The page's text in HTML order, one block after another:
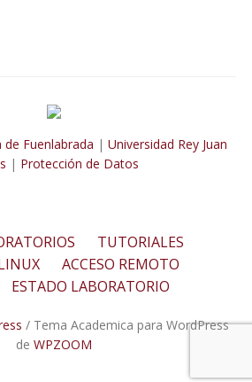
de Fuenlabrada | Universidad Rey Juan
| Protección de Datos
TUTORIALES
ACCESO REMOTO
ESTADO LABORATORIO
/ Tema Academica para WordPress
de WPZOOM